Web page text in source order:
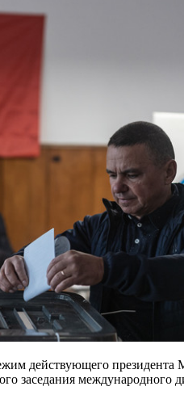
действующего
заседания международного